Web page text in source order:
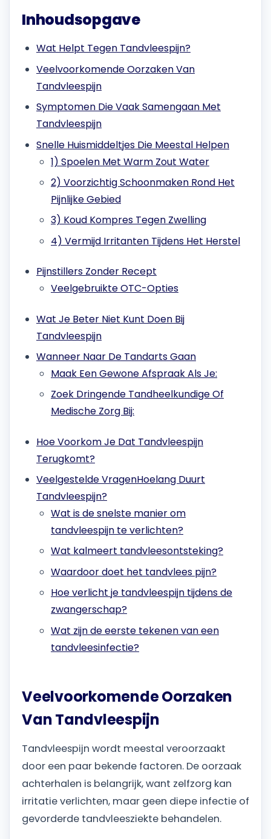
Inhoudsopgave
Wat Helpt Tegen Tandvleespijn?
Veelvoorkomende Oorzaken Van
Tandvleespijn
Symptomen Die Vaak Samengaan Met
Tandvleespijn
Snelle Huismiddeltjes Die Meestal Helpen
1) Spoelen Met Warm Zout Water
2) Voorzichtig Schoonmaken Rond Het
Pijnlijke Gebied
3) Koud Kompres Tegen Zwelling
4) Vermijd Irritanten Tijdens Het Herstel
Pijnstillers Zonder Recept
Veelgebruikte OTC-Opties
Wat Je Beter Niet Kunt Doen Bij
Tandvleespijn
Wanneer Naar De Tandarts Gaan
Maak Een Gewone Afspraak Als Je:
Zoek Dringende Tandheelkundige Of
Medische Zorg Bij:
Hoe Voorkom Je Dat Tandvleespijn
Terugkomt?
Veelgestelde VragenHoelang Duurt
Tandvleespijn?
Wat is de snelste manier om
tandvleespijn te verlichten?
Wat kalmeert tandvleesontsteking?
Waardoor doet het tandvlees pijn?
Hoe verlicht je tandvleespijn tijdens de
zwangerschap?
Wat zijn de eerste tekenen van een
tandvleesinfectie?
Veelvoorkomende Oorzaken
Van Tandvleespijn
Tandvleespijn wordt meestal veroorzaakt
door een paar bekende factoren. De oorzaak
achterhalen is belangrijk, want zelfzorg kan
irritatie verlichten, maar geen diepe infectie of
gevorderde tandvleesziekte behandelen.